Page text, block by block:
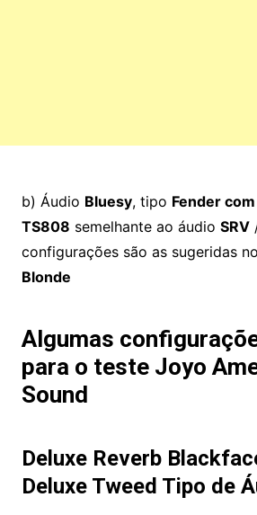
b) Áudio Bluesy, tipo Fender com
TS808 semelhante ao áudio SRV
configurações são as sugeridas
Blonde
Algumas
para o teste Joyo
Sound
Deluxe Reverb
Deluxe Tweed Tipo de